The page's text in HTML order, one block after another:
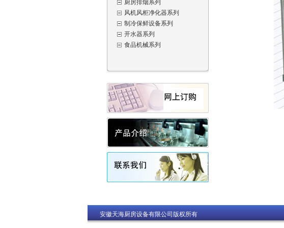
厨房排烟系列
风机风柜净化器系列
制冷保鲜设备系列
开水器系列
食品机械系列
安徽天海厨房设备有限公司版权所有